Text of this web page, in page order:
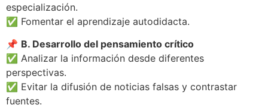
especialización.
✅ Fomentar el aprendizaje autodidacta.
📌 B. Desarrollo del pensamiento crítico
✅ Analizar la información desde diferentes
perspectivas.
✅ Evitar la difusión de noticias falsas y contrastar
fuentes.